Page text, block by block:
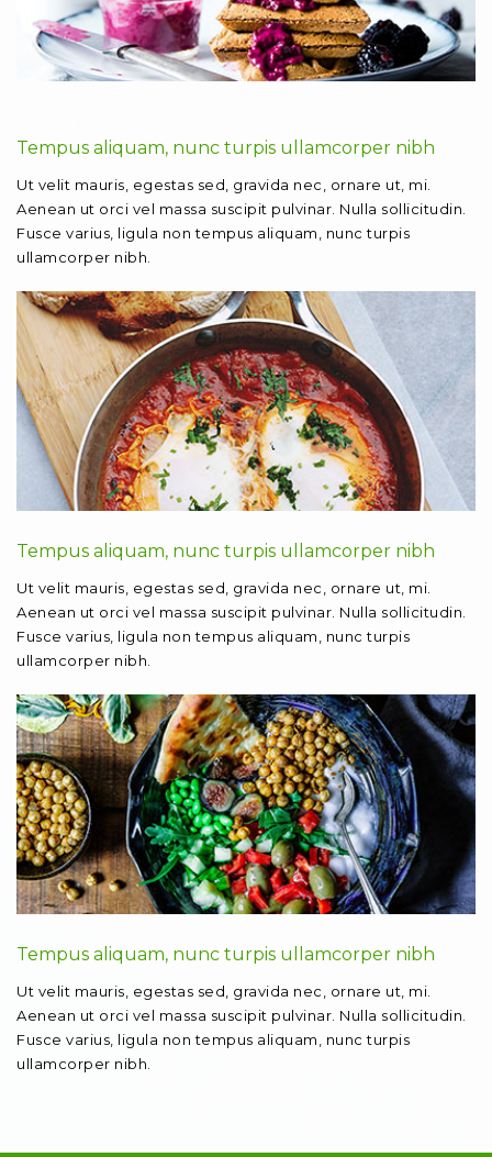
Tempus aliquam, nunc turpis ullamcorper nibh
Ut velit mauris, egestas sed, gravida nec, ornare ut, mi.
Aenean ut orci vel massa suscipit pulvinar. Nulla sollicitudin.
Fusce varius, ligula non tempus aliquam, nunc turpis
ullamcorper nibh.
Tempus aliquam, nunc turpis ullamcorper nibh
Ut velit mauris, egestas sed, gravida nec, ornare ut, mi.
Aenean ut orci vel massa suscipit pulvinar. Nulla sollicitudin.
Fusce varius, ligula non tempus aliquam, nunc turpis
ullamcorper nibh.
Tempus aliquam, nunc turpis ullamcorper nibh
Ut velit mauris, egestas sed, gravida nec, ornare ut, mi.
Aenean ut orci vel massa suscipit pulvinar. Nulla sollicitudin.
Fusce varius, ligula non tempus aliquam, nunc turpis
ullamcorper nibh.